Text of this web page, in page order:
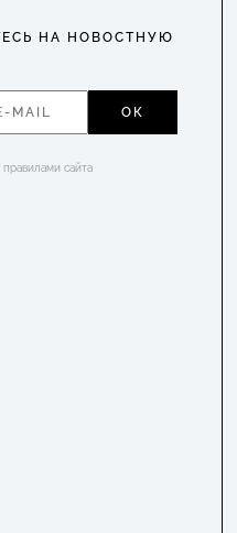
НА НОВОСТНУЮ
ОК
сайта